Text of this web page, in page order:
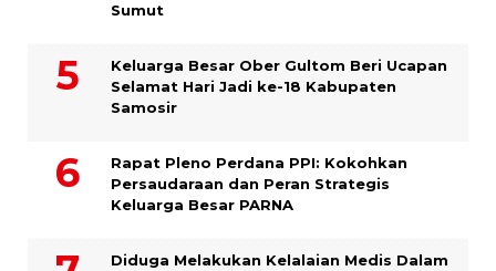
Sumut
Keluarga Besar Ober Gultom Beri Ucapan
Selamat Hari Jadi ke-18 Kabupaten
Samosir
Rapat Pleno Perdana PPI: Kokohkan
Persaudaraan dan Peran Strategis
Keluarga Besar PARNA
Diduga Melakukan Kelalaian Medis Dalam